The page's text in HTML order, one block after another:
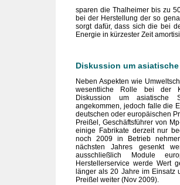
sparen die Thalheimer bis zu
bei der Herstellung der so
sorgt dafür, dass sich die bei
Energie in kürzester Zeit
Diskussion um
Neben Aspekten wie
wesentliche Rolle bei der
Diskussion um asiatische
angekommen, jedoch falle die
deutschen oder europäischen
Preißel, Geschäftsführer von
einige Fabrikate derzeit nur
noch 2009 in Betrieb
nächsten Jahres gesenkt
ausschließlich Module
Herstellerservice werde Wert
länger als 20 Jahre im Einsatz
Preißel weiter (Nov 2009).